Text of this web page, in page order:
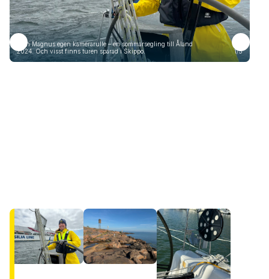
Från Magnus egen kamerarulle – en sommarsegling till Åland
2024. Och visst finns turen sparad i Skippo.
1/5